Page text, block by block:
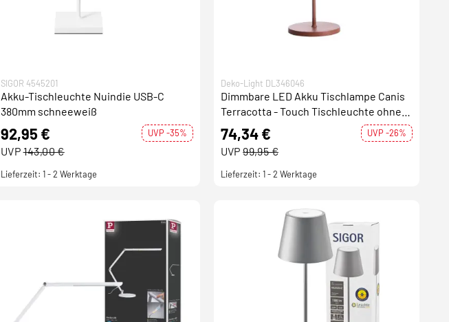
SIGOR 4545201
Akku-Tischleuchte Nuindie USB-C
380mm schneeweiß
92,95 € UVP -35%
UVP143,00 €
Lieferzeit: 1 - 2 Werktage
Deko-Light DL346046
Dimmbare LED Akku Tischlampe Canis
Terracotta - Touch Tischleuchte ohne
Kabel - Warmweiß IP65
74,34 € UVP -26%
UVP 99,95 €
Lieferzeit: 1 - 2 Werktage